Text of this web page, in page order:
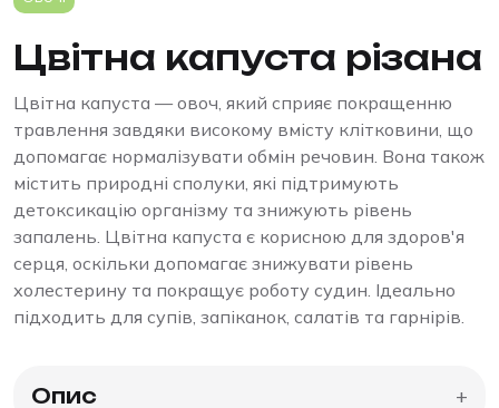
Цвітна капуста різана
Цвітна капуста — овоч, який сприяє покращенню
травлення завдяки високому вмісту клітковини, що
допомагає нормалізувати обмін речовин. Вона також
містить природні сполуки, які підтримують
детоксикацію організму та знижують рівень
запалень. Цвітна капуста є корисною для здоров'я
серця, оскільки допомагає знижувати рівень
холестерину та покращує роботу судин. Ідеально
підходить для супів, запіканок, салатів та гарнірів.
Опис +